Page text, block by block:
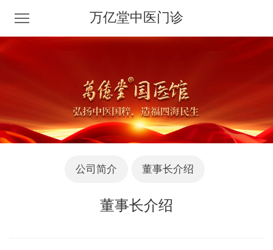
万亿堂中医门诊
公司简介 董事长介绍
董事长介绍